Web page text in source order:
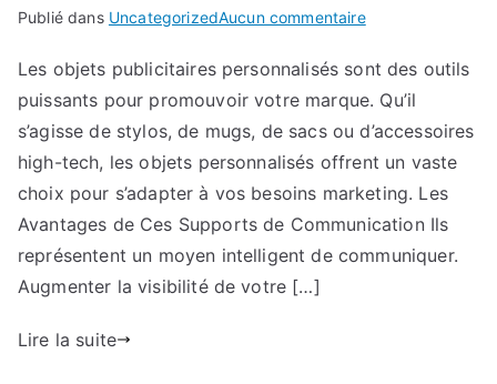
Publié dans UncategorizedAucun commentairesur
publicitaires
écologiques
:
la
tendance
durable
pour
valoriser
Les objets publicitaires personnalisés sont des outils
puissants pour promouvoir votre marque. Qu’il
s’agisse de stylos, de mugs, de sacs ou d’accessoires
high-tech, les objets personnalisés offrent un vaste
choix pour s’adapter à vos besoins marketing. Les
Avantages de Ces Supports de Communication Ils
représentent un moyen intelligent de communiquer.
Augmenter la visibilité de votre […]
Lire la suite